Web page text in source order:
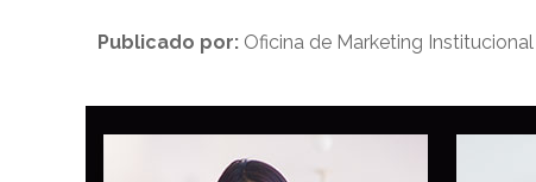
Publicado por: Oficina de Marketing Institucional